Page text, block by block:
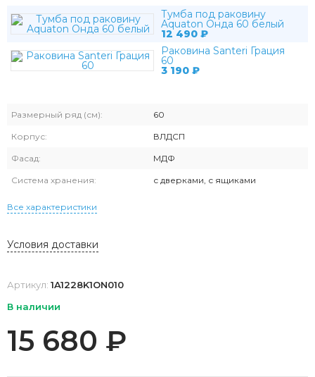
Тумба под раковину
Aquaton Онда 60 белый
12 490 ₽
Раковина Santeri Грация
60
3 190 ₽
Размерный ряд (см): 60
Корпус: ВЛДСП
Фасад: МДФ
Система хранения: с дверками, с ящиками
Все характеристики
Условия доставки
Артикул: 1A1228K1ON010
В наличии
15 680 ₽